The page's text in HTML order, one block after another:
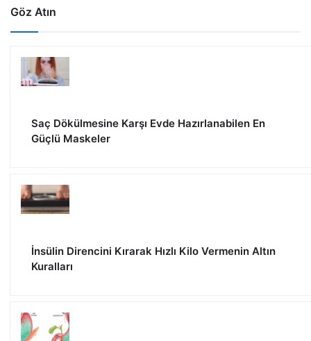
Göz Atın
Saç Dökülmesine Karşı Evde Hazırlanabilen En
Güçlü Maskeler
İnsülin Direncini Kırarak Hızlı Kilo Vermenin Altın
Kuralları